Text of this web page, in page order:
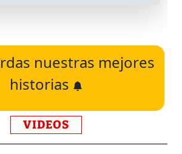
nuestras mejores
historias
VIDEOS